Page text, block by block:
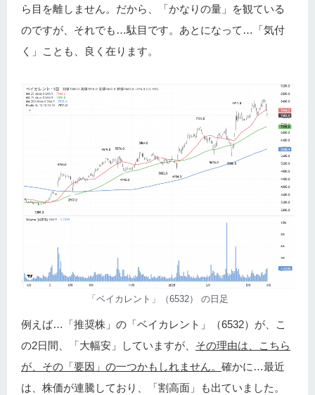
ら目を離しません。だから、「かなりの量」を観ている
のですが、それでも…駄目です。あとになって…「気付
く」ことも、良く在ります。
「ベイカレント」（6532） の日足
例えば…「推奨株」の「ベイカレント」（6532）が、こ
の2日間、「大幅安」していますが、 その理由は、こちら
が、その「要因」の一つかもしれません。 確かに…最近
は、株価が連騰しており、「割高面」も出ていました。